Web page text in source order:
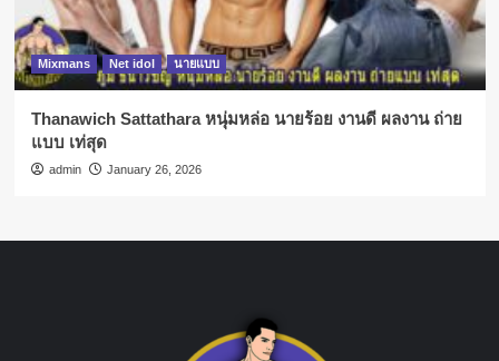
Mixmans Net idol นายแบบ
Thanawich Sattathara หนุ่มหล่อ นายร้อย งานดี ผลงาน ถ่าย
แบบ เท่สุด
admin January 26, 2026